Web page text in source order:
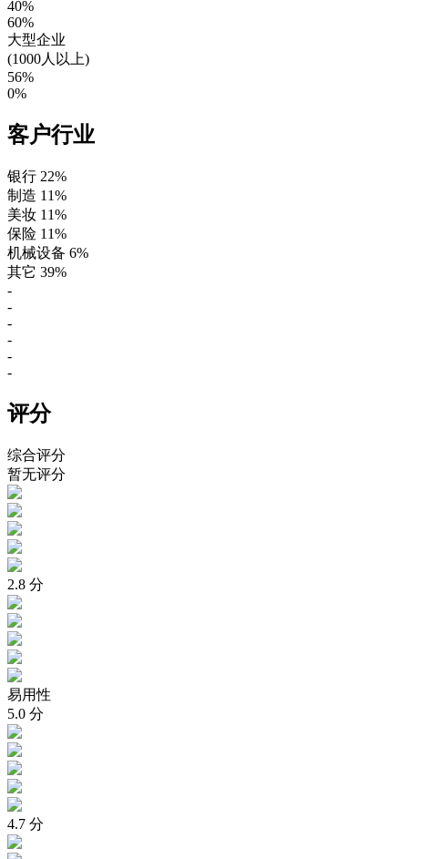
40%
60%
大型企业
(1000人以上)
56%
0%
客户行业
银行 22%
制造 11%
美妆 11%
保险 11%
机械设备 6%
其它 39%
-
-
-
-
-
-
评分
综合评分
暂无评分
2.8 分
易用性
5.0 分
4.7 分